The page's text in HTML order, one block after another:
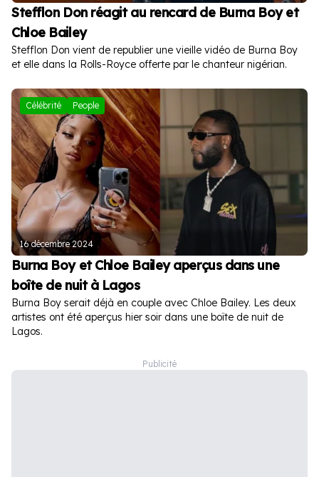
Stefflon Don réagit au rencard de Burna Boy et
Chloe Bailey
Stefflon Don vient de republier une vieille vidéo de Burna Boy
et elle dans la Rolls-Royce offerte par le chanteur nigérian.
Célébrité People
16 décembre 2024
Burna Boy et Chloe Bailey aperçus dans une
boîte de nuit à Lagos
Burna Boy serait déjà en couple avec Chloe Bailey. Les deux
artistes ont été aperçus hier soir dans une boîte de nuit de
Lagos.